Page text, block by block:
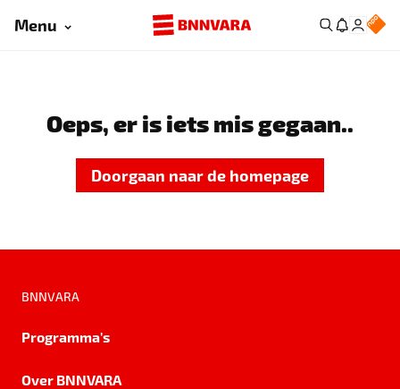
Menu
Oeps, er is iets mis gegaan..
Doorgaan naar de homepage
BNNVARA
Programma's
Over BNNVARA